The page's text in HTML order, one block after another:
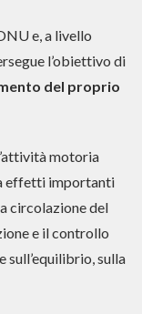
e, a livello
l’obiettivo di
del proprio
motoria
effetti importanti
circolazione del
e il controllo
sull’equilibrio, sulla